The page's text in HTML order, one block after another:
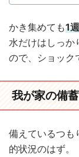
かき集めても1
水だけはしっか
ので、ショック
我が家の備
備えているつも
的状況のはず。